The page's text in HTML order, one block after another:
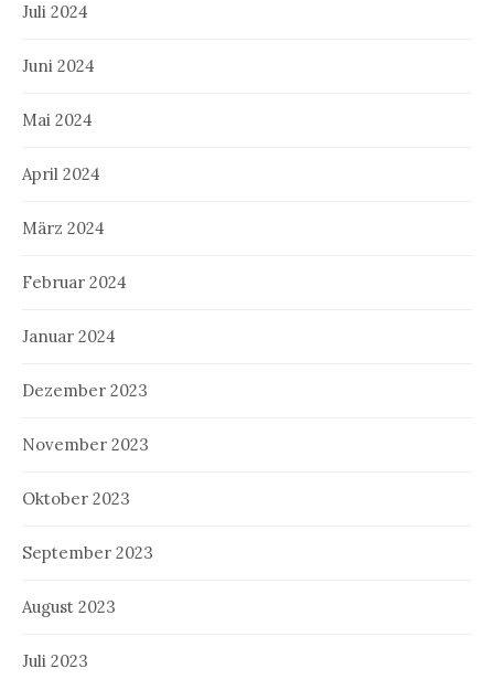
Juli 2024
Juni 2024
Mai 2024
April 2024
März 2024
Februar 2024
Januar 2024
Dezember 2023
November 2023
Oktober 2023
September 2023
August 2023
Juli 2023